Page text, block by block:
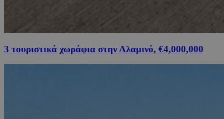
3 τουριστικά χωράφια στην Αλαμινό, €4,000,000